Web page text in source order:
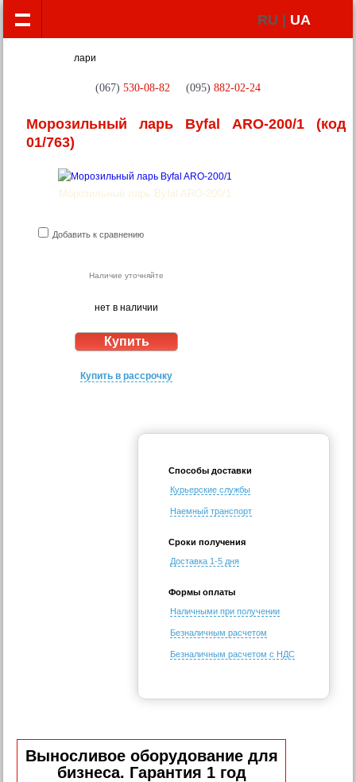
RU | UA
(067) 530-08-82 (095) 882-02-24
Морозильный ларь Byfal ARO-200/1(код
01/763)
Морозильный ларь Byfal ARO-200/1
Добавить к сравнению
Наличие уточняйте
нет в наличии
Купить в рассрочку
Способы доставки
Курьерские службы
Наемный транспорт
Сроки получения
Доставка 1-5 дня
Формы оплаты
Наличными при получении
Безналичным расчетом
Безналичным расчетом с НДС
Выносливое оборудование для
бизнеса. Гарантия 1 год